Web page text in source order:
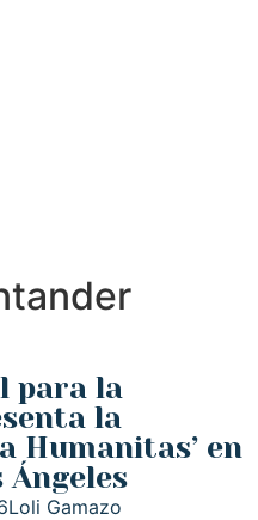
para la
la
Humanitas’ en
Loli Gamazo